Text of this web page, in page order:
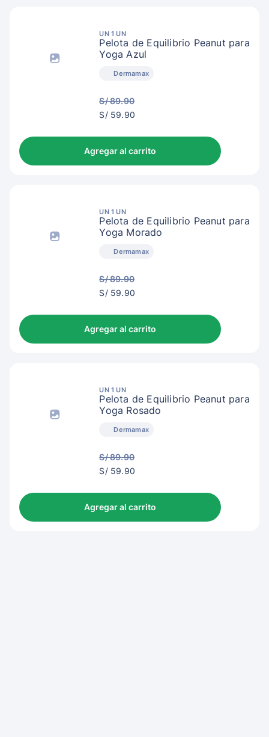
UN 1 UN
Pelota de Equilibrio Peanut para
Yoga Azul
Dermamax
S/ 89.90
S/
S/ 59.90
Agregar al carrito
UN 1 UN
Pelota de Equilibrio Peanut para
Yoga Morado
Dermamax
S/ 89.90
S/
S/ 59.90
Agregar al carrito
UN 1 UN
Pelota de Equilibrio Peanut para
Yoga Rosado
Dermamax
S/ 89.90
S/
S/ 59.90
Agregar al carrito